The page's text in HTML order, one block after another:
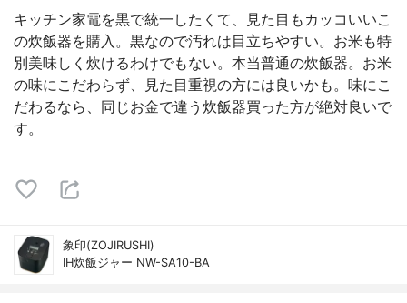
キッチン家電を黒で統一したくて、見た目もカッコいいこ
の炊飯器を購入。黒なので汚れは目立ちやすい。お米も特
別美味しく炊けるわけでもない。本当普通の炊飯器。お米
の味にこだわらず、見た目重視の方には良いかも。味にこ
だわるなら、同じお金で違う炊飯器買った方が絶対良いで
す。
象印(ZOJIRUSHI)
IH炊飯ジャー NW-SA10-BA